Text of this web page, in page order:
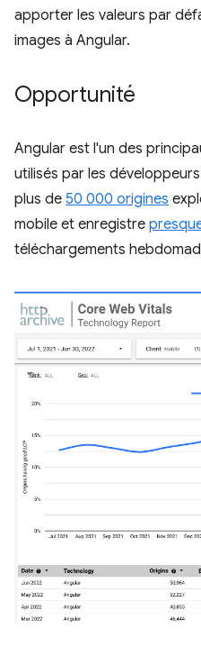
apporter les valeurs par
images à Angular.
Opportunité
Angular est l'un des
utilisés par les
plus de 50 000 origines
mobile et enregistre
téléchargements